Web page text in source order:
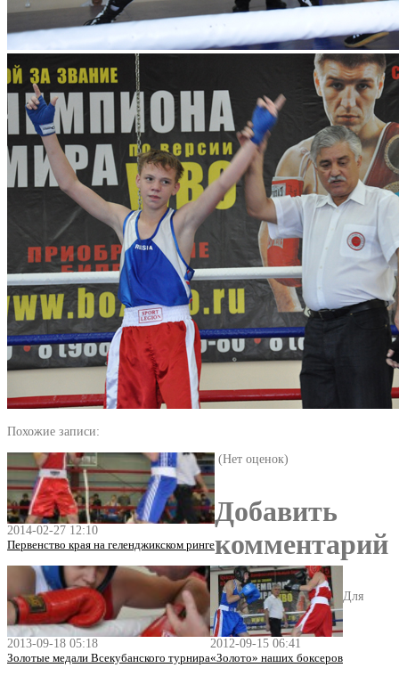
Похожие записи:
2014-02-27 12:10
Первенство края на геленджикском ринге
2013-09-18 05:18
Золотые медали Всекубанского турнира
2012-09-15 06:41
«Золото» наших боксеров
(Нет оценок)
Добавить
комментарий
Для